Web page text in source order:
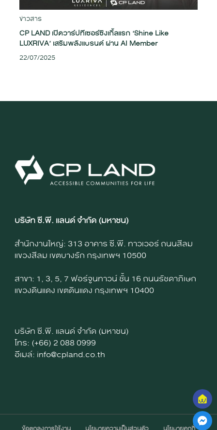
ข่าวสาร
CP LAND เปิดวาร์ปทีเซอร์ซิงเกิ้ลแรก ‘Shine Like
LUXRIVA’ เสริมพลังแบรนด์ ผ่าน AI Member
22/07/2025
บริษัท ซี.พี. แลนด์ จำกัด (มหาชน)
สำนักงานใหญ่: 313 อาคาร ซี.พี. ทาวเวอร์ ถนนสีลม
แขวงสีลม เขตบางรัก กรุงเทพฯ 10500
สาขา: 1, 3, 5, 7 ฟอร์จูนทาวน์ ชั้น 16 ถนนรัชดาภิเษก
แขวงดินแดง เขตดินแดง กรุงเทพฯ 10400
บริษัท ซี.พี. แลนด์ จำกัด (มหาชน)
โทร: (+66) 2 088 0999
อีเมล์: info@cpland.co.th